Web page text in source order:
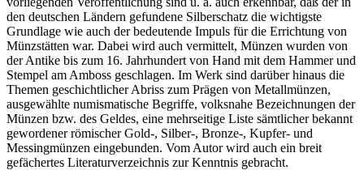
den deutschen Ländern gefundene Silberschatz die wichtigste
Grundlage wie auch der bedeutende Impuls für die Errichtung von
Münzstätten war. Dabei wird auch vermittelt, Münzen wurden von
der Antike bis zum 16. Jahrhundert von Hand mit dem Hammer und
Stempel am Amboss geschlagen. Im Werk sind darüber hinaus die
Themen geschichtlicher Abriss zum Prägen von Metallmünzen,
ausgewählte numismatische Begriffe, volksnahe Bezeichnungen der
Münzen bzw. des Geldes, eine mehrseitige Liste sämtlicher bekannt
gewordener römischer Gold-, Silber-, Bronze-, Kupfer- und
Messingmünzen eingebunden. Vom Autor wird auch ein breit
gefächertes Literaturverzeichnis zur Kenntnis gebracht.